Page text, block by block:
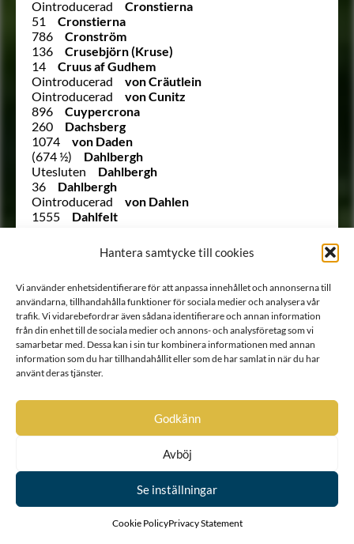
Hantera samtycke till cookies
Vi använder enhetsidentifierare för att anpassa innehållet och annonserna till
användarna, tillhandahålla funktioner för sociala medier och analysera vår
trafik. Vi vidarebefordrar även sådana identifierare och annan information
från din enhet till de sociala medier och annons- och analysföretag som vi
samarbetar med. Dessa kan i sin tur kombinera informationen med annan
information som du har tillhandahållit eller som de har samlat in när du har
använt deras tjänster.
Godkänn
Avböj
Se inställningar
Cookie PolicyPrivacy Statement
Ointroducerad
Cronstierna
51
Cronstierna
786
Cronström
136
Crusebjörn (Kruse)
14
Cruus af Gudhem
Ointroducerad
von Cräutlein
Ointroducerad
von Cunitz
896
Cuypercrona
260
Dachsberg
1074
von Daden
(674 ½)
Dahlbergh
Utesluten
Dahlbergh
36
Dahlbergh
Ointroducerad
von Dahlen
1555
Dahlfelt
Ointroducerad
Dahlsköld
Dahlstierna
1412
Danckwardt
Utesluten
von Danckwardt
408
Danckwardt-Lillieström
1373
Dannerhielm
1383
Daurer
1256
de Behm
763
de Besche
944
de Besche
538
de Courtin
de Frietzcky
Ointroducerad
Degerfeldt